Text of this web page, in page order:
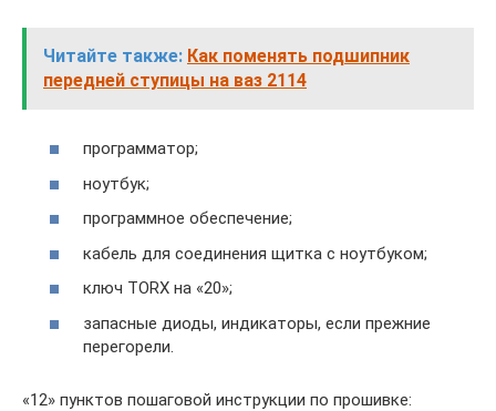
Читайте также: Как поменять подшипник
передней ступицы на ваз 2114
программатор;
ноутбук;
программное обеспечение;
кабель для соединения щитка с ноутбуком;
ключ TORX на «20»;
запасные диоды, индикаторы, если прежние
перегорели.
«12» пунктов пошаговой инструкции по прошивке: